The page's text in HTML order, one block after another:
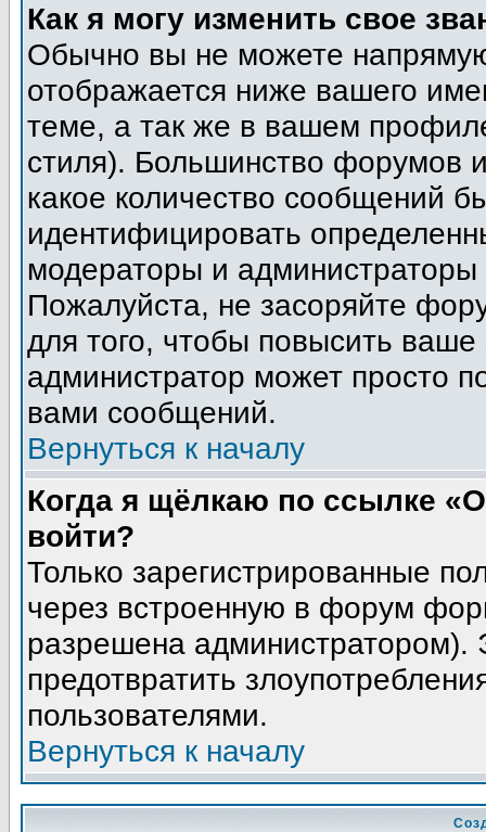
Как я могу изменить свое
Обычно вы не можете
отображается ниже вашего
теме, а так же в вашем
стиля). Большинство форумов
какое количество сообщений
идентифицировать
модераторы и
Пожалуйста, не засоряйте
для того, чтобы повысить
администратор может просто
вами сообщений.
Вернуться к началу
Когда я щёлкаю по ссылке
войти?
Только зарегистрированные
через встроенную в форум
разрешена администратором).
предотвратить
пользователями.
Вернуться к началу